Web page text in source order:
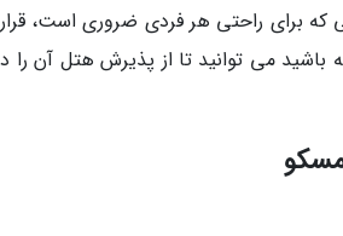
برای راحتی هر فردی ضروری است،
می توانید تا از پذیرش هتل آن را
مسکو